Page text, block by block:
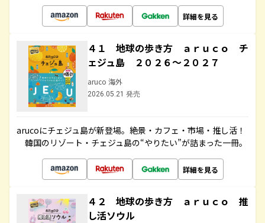
詳細を見る
４１ 地球の歩き方 ａｒｕｃｏ チ
ェジュ島 ２０２６～２０２７
aruco 海外
2026.05.21 発売
arucoにチェジュ島が新登場。絶景・カフェ・市場・推し活！
韓国のリゾート・チェジュ島の“やりたい”が詰まった一冊。
詳細を見る
４２ 地球の歩き方 ａｒｕｃｏ 推
し活ソウル